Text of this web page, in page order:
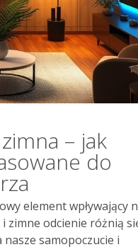
– jak
do
element wpływający
zimne odcienie różnią
samopoczucie i